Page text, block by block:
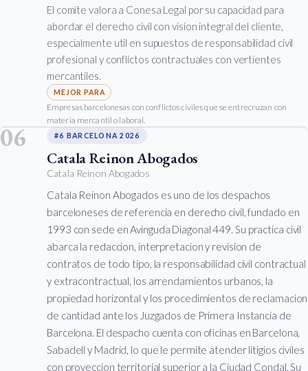
El comite valora a Conesa Legal por su capacidad para
abordar el derecho civil con vision integral del cliente,
especialmente util en supuestos de responsabilidad civil
profesional y conflictos contractuales con vertientes
mercantiles.
Empresas barcelonesas con conflictos civiles que se entrecruzan con
materia mercantil o laboral.
06 #6 BARCELONA 2026
Catala Reinon Abogados
Catala Reinon Abogados
Catala Reinon Abogados es uno de los despachos
barceloneses de referencia en derecho civil, fundado en
1993 con sede en Avinguda Diagonal 449. Su practica civil
abarca la redaccion, interpretacion y revision de
contratos de todo tipo, la responsabilidad civil contractual
y extracontractual, los arrendamientos urbanos, la
propiedad horizontal y los procedimientos de reclamacion
de cantidad ante los Juzgados de Primera Instancia de
Barcelona. El despacho cuenta con oficinas en Barcelona,
Sabadell y Madrid, lo que le permite atender litigios civiles
con proyeccion territorial superior a la Ciudad Condal. Su